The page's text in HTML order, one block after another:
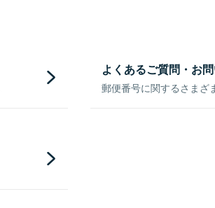
よくあるご質問・お
郵便番号に関するさまざ